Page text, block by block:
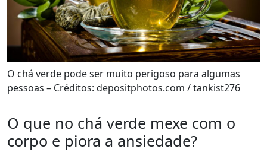
O chá verde pode ser muito perigoso para algumas
pessoas – Créditos: depositphotos.com / tankist276
O que no chá verde mexe com o
corpo e piora a ansiedade?